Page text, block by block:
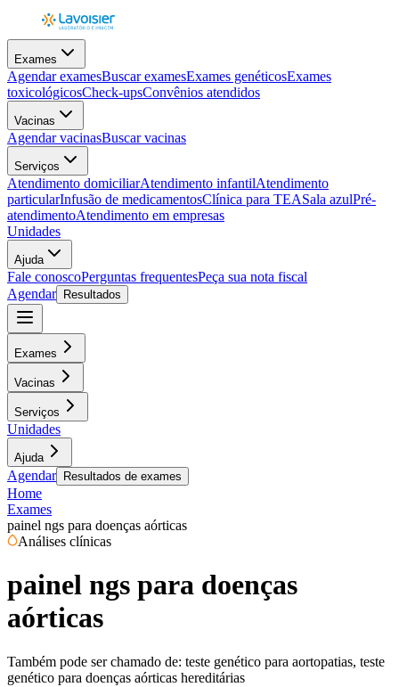
Exames
Agendar examesBuscar examesExames genéticosExames
toxicológicosCheck-upsConvênios atendidos
Vacinas
Agendar vacinasBuscar vacinas
Serviços
Atendimento domiciliarAtendimento infantilAtendimento
particularInfusão de medicamentosClínica para TEASala azulPré-
atendimentoAtendimento em empresas
Unidades
Ajuda
Fale conoscoPerguntas frequentesPeça sua nota fiscal
Agendar
Resultados
Exames
Vacinas
Serviços
Unidades
Ajuda
Agendar Resultados de exames
Home
Exames
painel ngs para doenças aórticas
Análises clínicas
painel ngs para doenças
aórticas
Também pode ser chamado de: teste genético para aortopatias, teste
genético para doenças aórticas hereditárias